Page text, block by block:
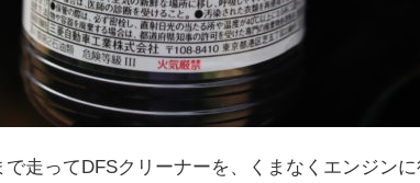
走ってDFSクリーナーを、くまなくエンジン